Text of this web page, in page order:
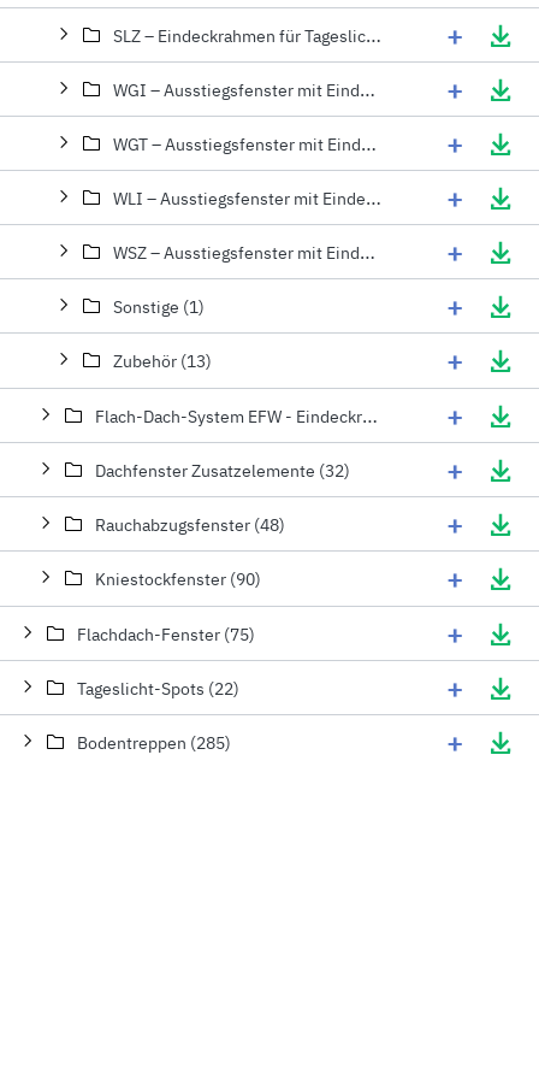
SLZ – Eindeckrahmen für Tageslicht-Spots (2) +
WGI – Ausstiegsfenster mit Eindeckrahmen für profilierte Eindeckmaterialien (1) +
WGT – Ausstiegsfenster mit Eindeckrahmen für profilierte Eindeckmaterialien (1) +
WLI – Ausstiegsfenster mit Eindeckrahmen für profilierte Eindeckmaterialien (1) +
WSZ – Ausstiegsfenster mit Eindeckrahmen für profilierte Eindeckmaterialien (1) +
Sonstige (1) +
Zubehör (13) +
Flach-Dach-System EFW - Eindeckrahmen für Dachfenster Einbau 0-15° (6) +
Dachfenster Zusatzelemente (32) +
Rauchabzugsfenster (48) +
Kniestockfenster (90) +
Flachdach-Fenster (75) +
Tageslicht-Spots (22) +
Bodentreppen (285) +